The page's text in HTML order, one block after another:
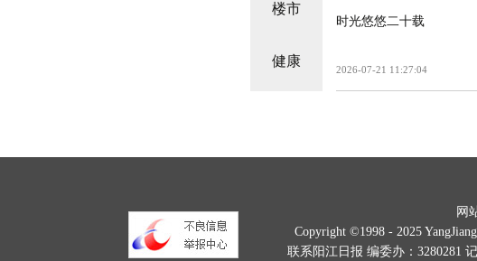
楼市
健康
时光悠悠二十载
2026-07-21 11:27:04
网
Copyright ©1998 - 2025
联系阳江日报 编委办：3280281